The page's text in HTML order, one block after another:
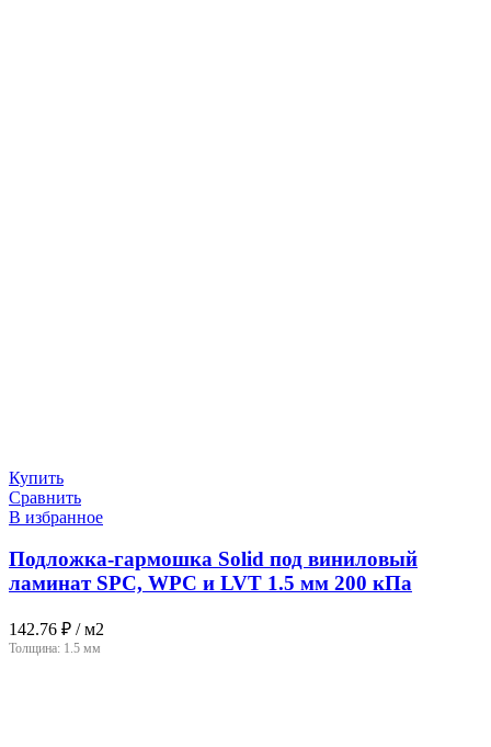
Купить
Сравнить
В избранное
Подложка-гармошка Solid под виниловый
ламинат SPC, WPC и LVT 1.5 мм 200 кПа
142.76 ₽ / м2
Толщина: 1.5 мм